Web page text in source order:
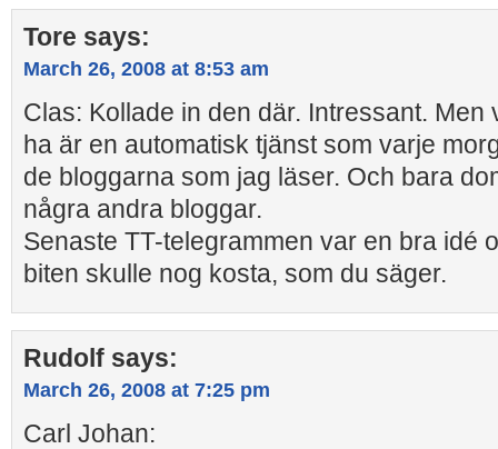
Tore says:
March 26, 2008 at 8:53 am
Clas: Kollade in den där. Intressant. Men
ha är en automatisk tjänst som varje
de bloggarna som jag läser. Och bara
några andra bloggar.
Senaste TT-telegrammen var en bra idé
biten skulle nog kosta, som du säger.
Rudolf says:
March 26, 2008 at 7:25 pm
Carl Johan: